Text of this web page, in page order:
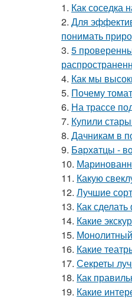
1. Как соседка
2. Для
понимать
3. 5
4. Как мы
5. Почему
6. На трассе
7. Купили
8. Дачникам в
9. Бapхaтцы -
10.
11. Какую
12. Лучшие
13. Как
14. Какие
15.
16. Какие
17. Секреты
18. Как
19. Какие